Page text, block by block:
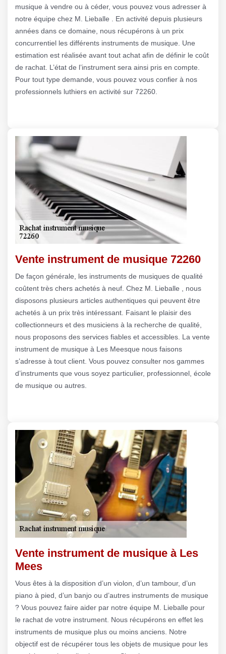
musique à vendre ou à céder, vous pouvez vous adresser à
notre équipe chez M. Lieballe . En activité depuis plusieurs
années dans ce domaine, nous récupérons à un prix
concurrentiel les différents instruments de musique. Une
estimation est réalisée avant tout achat afin de définir le coût
de rachat. L’état de l’instrument sera ainsi pris en compte.
Pour tout type demande, vous pouvez vous confier à nos
professionnels luthiers en activité sur 72260.
Vente instrument de musique 72260
De façon générale, les instruments de musiques de qualité
coûtent très chers achetés à neuf. Chez M. Lieballe , nous
disposons plusieurs articles authentiques qui peuvent être
achetés à un prix très intéressant. Faisant le plaisir des
collectionneurs et des musiciens à la recherche de qualité,
nous proposons des services fiables et accessibles. La vente
instrument de musique à Les Meesque nous faisons
s’adresse à tout client. Vous pouvez consulter nos gammes
d’instruments que vous soyez particulier, professionnel, école
de musique ou autres.
Vente instrument de musique à Les
Mees
Vous êtes à la disposition d’un violon, d’un tambour, d’un
piano à pied, d’un banjo ou d’autres instruments de musique
? Vous pouvez faire aider par notre équipe M. Lieballe pour
le rachat de votre instrument. Nous récupérons en effet les
instruments de musique plus ou moins anciens. Notre
objectif est de récupérer tous les objets de musique pour les